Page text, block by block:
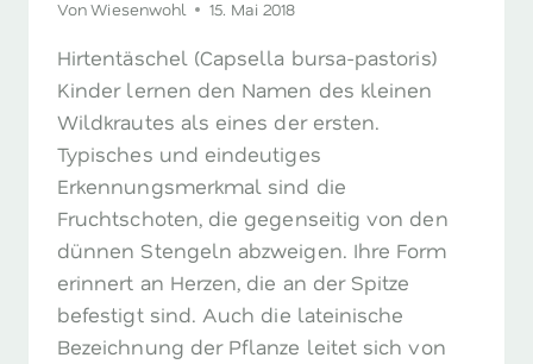
Von Wiesenwohl 15. Mai 2018
Hirtentäschel (Capsella bursa-pastoris)
Kinder lernen den Namen des kleinen
Wildkrautes als eines der ersten.
Typisches und eindeutiges
Erkennungsmerkmal sind die
Fruchtschoten, die gegenseitig von den
dünnen Stengeln abzweigen. Ihre Form
erinnert an Herzen, die an der Spitze
befestigt sind. Auch die lateinische
Bezeichnung der Pflanze leitet sich von